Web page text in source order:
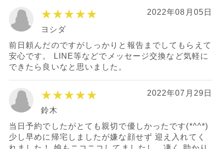
★★★★★ 2022年08月05日
ヨシダ
前日頼んだのですがしっかりと報告までしてもらえて
安心です。 LINE等などでメッセージ交換など気軽に
できたら良いなと思いました。
★★★★★ 2022年07月29日
鈴木
当日予約でしたがとても親切で優しかったです(*^^*)
少し早めに帰宅しましたが嫌な顔せず 迎え入れてく